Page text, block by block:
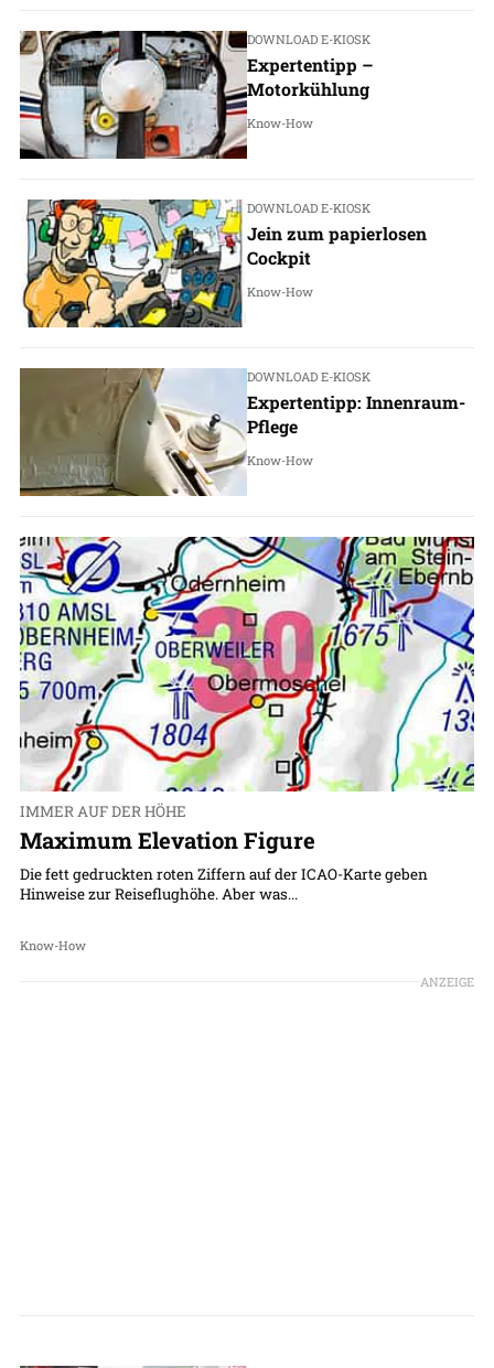
DOWNLOAD E-KIOSK
Expertentipp –
Motorkühlung
Know-How
DOWNLOAD E-KIOSK
Jein zum papierlosen
Cockpit
Know-How
DOWNLOAD E-KIOSK
Expertentipp: Innenraum-
Pflege
Know-How
IMMER AUF DER HÖHE
Maximum Elevation Figure
Die fett gedruckten roten Ziffern auf der ICAO-Karte geben
Hinweise zur Reiseflughöhe. Aber was...
Know-How
ANZEIGE